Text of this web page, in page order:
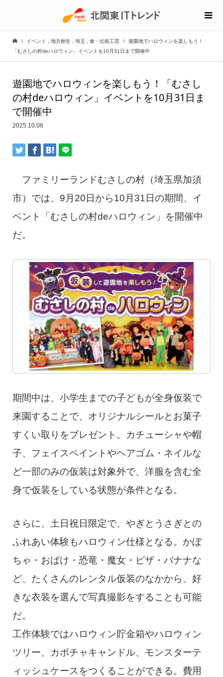
イベント 地方創生 埼玉 食・伝統工芸
遊園地でハロウィンを楽しもう！
「むさしの村deハロウィン」イベントを10月31日まで開催中
遊園地でハロウィンを楽しもう！「むさし
の村deハロウィン」イベントを10月31日ま
で開催中
2025.10.06
ファミリーランドむさしの村（埼玉県加須
市）では、9月20日から10月31日の期間、イ
ベント「むさしの村deハロウィン」を開催中
だ。
期間中は、小学生までの子どもが全身仮装で
来園することで、オリジナルシールとお菓子
すくい取りをプレゼント。カチューシャや帽
子、フェイスペイントやヘアゴム・ネイルな
ど一部のみの仮装は対象外で、洋服を含む全
身で仮装をしている状態が条件となる。
さらに、土日祝日限定で、やぎとうさぎとの
ふれあい体験もハロウィン仕様となる。かぼ
ちゃ・おばけ・恐竜・魔女・ピザ・バナナな
ど、たくさんのレンタル仮装のなかから、好
きな衣装を選んで写真撮影をすることも可能
だ。
工作体験ではハロウィン貯金箱やハロウィン
ツリー、カボチャキャンドル、モンスターテ
ィッシュケースをつくることができる。費用